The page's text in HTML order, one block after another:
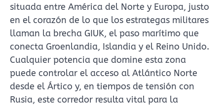
situada entre América del Norte y Europa, justo
en el corazón de lo que los estrategas militares
llaman la brecha GIUK, el paso marítimo que
conecta Groenlandia, Islandia y el Reino Unido.
Cualquier potencia que domine esta zona
puede controlar el acceso al Atlántico Norte
desde el Ártico y, en tiempos de tensión con
Rusia, este corredor resulta vital para la